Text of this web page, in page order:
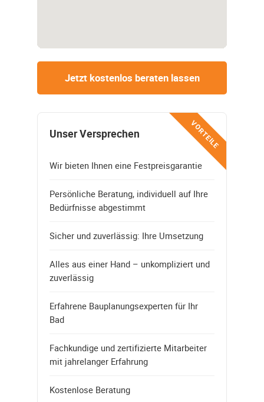
Jetzt kostenlos beraten lassen
VORTEILE
Unser Versprechen
Wir bieten Ihnen eine Festpreisgarantie
Persönliche Beratung, individuell auf Ihre
Bedürfnisse abgestimmt
Sicher und zuverlässig: Ihre Umsetzung
Alles aus einer Hand – unkompliziert und
zuverlässig
Erfahrene Bauplanungsexperten für Ihr
Bad
Fachkundige und zertifizierte Mitarbeiter
mit jahrelanger Erfahrung
Kostenlose Beratung